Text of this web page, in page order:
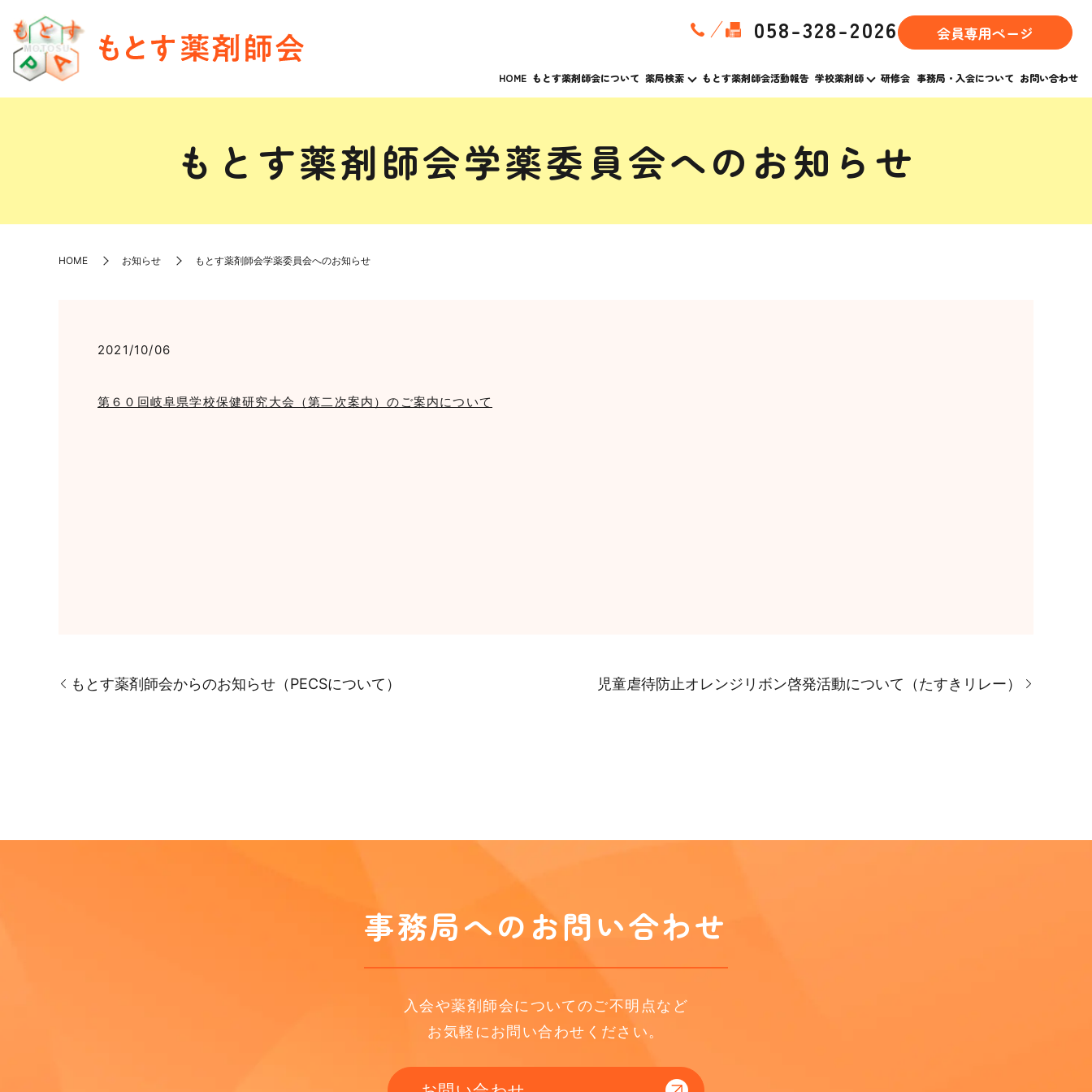
HOME もとす薬剤師会について 薬局検索 もとす薬剤師会活動報告 学校薬剤師 研修会 事務局・入会について お問い合わせ
058-328-2026 会員専用ページ
もとす薬剤師会学薬委員会へのお知らせ
HOME お知らせ もとす薬剤師会学薬委員会へのお知らせ
2021/10/06
第６０回岐阜県学校保健研究大会（第二次案内）のご案内について
もとす薬剤師会からのお知らせ（PECSについて） 児童虐待防止オレンジリボン啓発活動について（たすきリレー）
事務局へのお問い合わせ
入会や薬剤師会についてのご不明点など
お気軽にお問い合わせください。